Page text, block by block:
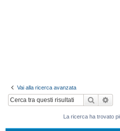
Vai alla ricerca avanzata
Cerca
La ricerca ha trovato